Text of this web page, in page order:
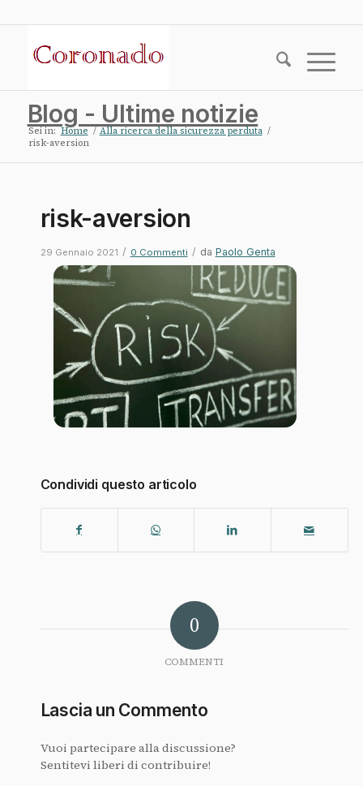
Blog - Ultime notizie
Sei in: Home / Alla ricerca della sicurezza perduta /
risk-aversion
risk-aversion
29 Gennaio 2021 / 0 Commenti / da Paolo Genta
Condividi questo articolo
0
COMMENTI
Lascia un Commento
Vuoi partecipare alla discussione?
Sentitevi liberi di contribuire!